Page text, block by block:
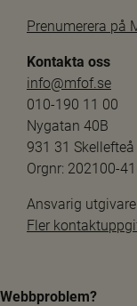
Prenumerera på
Kontakta oss
info@mfof.se
010-190 11 00
Nygatan 40B
931 31 Skellefteå
Orgnr: 202100-
Ansvarig utgivare:
Fler
Webbproblem?